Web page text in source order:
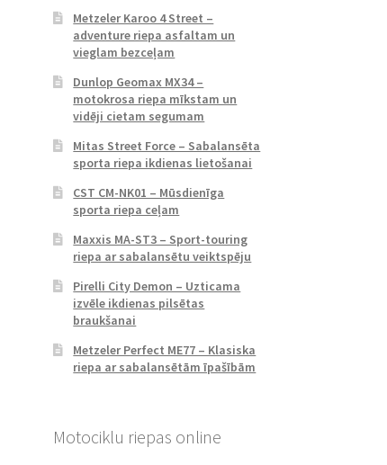
Metzeler Karoo 4 Street –
adventure riepa asfaltam un
vieglam bezceļam
Dunlop Geomax MX34 –
motokrosa riepa mīkstam un
vidēji cietam segumam
Mitas Street Force – Sabalansēta
sporta riepa ikdienas lietošanai
CST CM-NK01 – Mūsdienīga
sporta riepa ceļam
Maxxis MA-ST3 – Sport-touring
riepa ar sabalansētu veiktspēju
Pirelli City Demon – Uzticama
izvēle ikdienas pilsētas
braukšanai
Metzeler Perfect ME77 – Klasiska
riepa ar sabalansētām īpašībām
Motociklu riepas online